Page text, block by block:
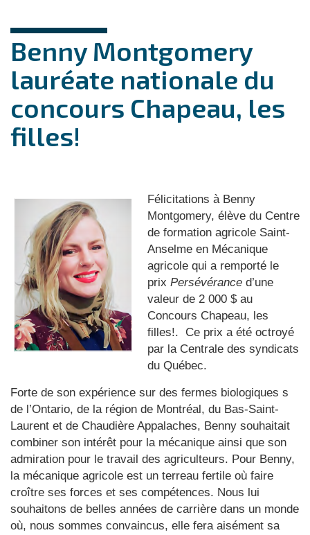
Benny Montgomery
lauréate nationale du
concours Chapeau, les
filles!
Félicitations à Benny
Montgomery, élève du Centre
de formation agricole Saint-
Anselme en Mécanique
agricole qui a remporté le
prix Persévérance d’une
valeur de 2 000 $ au
Concours Chapeau, les
filles!. Ce prix a été octroyé
par la Centrale des syndicats
du Québec.
Forte de son expérience sur des fermes biologiques s
de l’Ontario, de la région de Montréal, du Bas-Saint-
Laurent et de Chaudière Appalaches, Benny souhaitait
combiner son intérêt pour la mécanique ainsi que son
admiration pour le travail des agriculteurs. Pour Benny,
la mécanique agricole est un terreau fertile où faire
croître ses forces et ses compétences. Nous lui
souhaitons de belles années de carrière dans un monde
où, nous sommes convaincus, elle fera aisément sa